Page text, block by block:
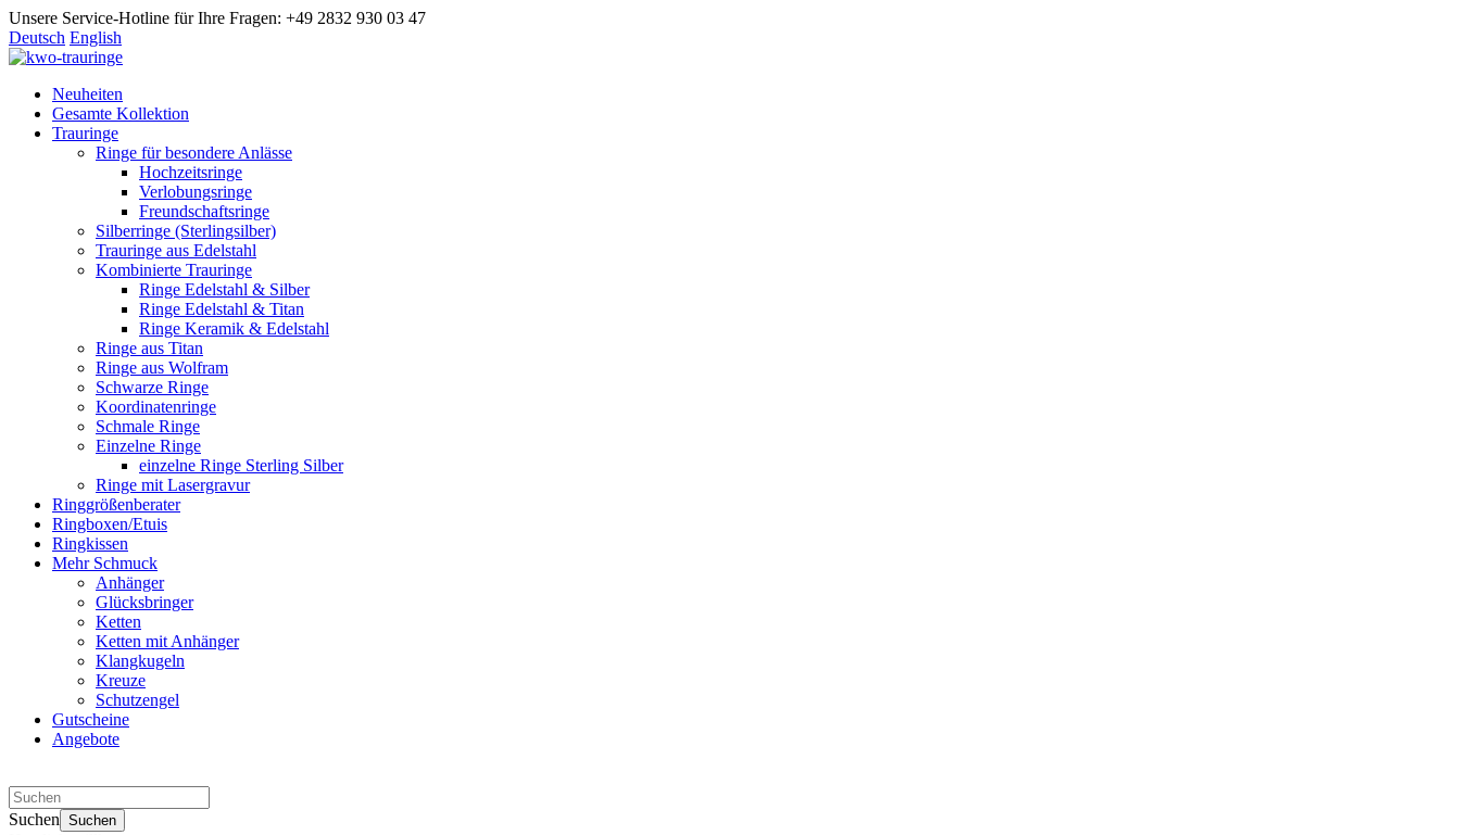
Unsere Service-Hotline für Ihre Fragen: +49 2832 930 03 47
Deutsch English
Neuheiten
Gesamte Kollektion
Trauringe
Ringe für besondere Anlässe
Hochzeitsringe
Verlobungsringe
Freundschaftsringe
Silberringe (Sterlingsilber)
Trauringe aus Edelstahl
Kombinierte Trauringe
Ringe Edelstahl & Silber
Ringe Edelstahl & Titan
Ringe Keramik & Edelstahl
Ringe aus Titan
Ringe aus Wolfram
Schwarze Ringe
Koordinatenringe
Schmale Ringe
Einzelne Ringe
einzelne Ringe Sterling Silber
Ringe mit Lasergravur
Ringgrößenberater
Ringboxen/Etuis
Ringkissen
Mehr Schmuck
Anhänger
Glücksbringer
Ketten
Ketten mit Anhänger
Klangkugeln
Kreuze
Schutzengel
Gutscheine
Angebote
Suchen Suchen